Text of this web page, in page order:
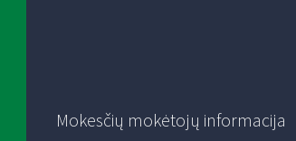
Mokesčių mokėtojų informacija